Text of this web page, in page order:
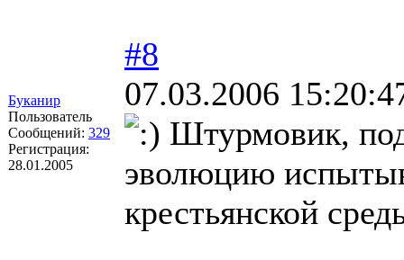
Буканир
Пользователь
Сообщений: 329
Регистрация:
28.01.2005
#8
07.03.2006
Штурмовик,
эволюцию
крестьянской